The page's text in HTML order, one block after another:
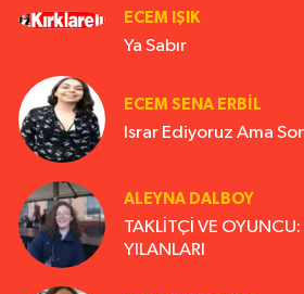
ECEM IŞIK
Ya Sabır
ECEM SENA ERBIL
Israr Ediyoruz Ama
ALEYNA DALBOY
TAKLİTÇİ VE
YILANLARI